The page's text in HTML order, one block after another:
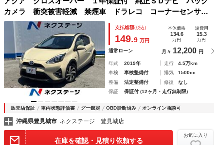
カメラ 衝突被害軽減 禁煙車 ドラレコ コーナーセンサ
ー スマートキー ＬＥＤヘッド ビルトインＥＴＣ 純正１
６インチアルミ 車線逸脱警報 オートライト オートエアコ
支払総額(税込)
149.9 万円
本体価格
134.6
万円
諸費用
15.3
万円
通常ローン 月々 12,200 円
年式 2019年 走行
4.5万km
車検
車検整備付 排気
1500cc
整備
法定整備付 修復
なし
保証
保証付 (12ヶ月・走行無制限)
販売店保証 車両状態評価書 グー鑑定 OBD診断済み オンライン商談可
沖縄県豊見城市 ネクステージ 豊見城店
在庫を確認・見積り依頼する
お気に入り